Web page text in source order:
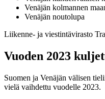
Venäjän kolmannen
Venäjän noutolupa
Liikenne- ja viestintävirasto
Vuoden 2023
Suomen ja Venäjän välisen
vielä vaihdettu vuodelle 2023.